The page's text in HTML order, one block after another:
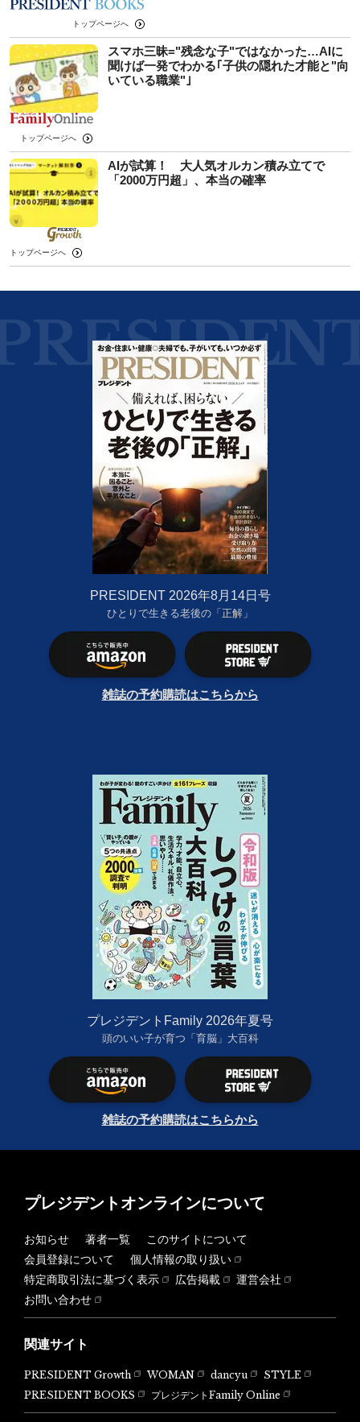
トップページへ
スマホ三昧="残念な子"ではなかった…AIに
聞けば一発でわかる｢子供の隠れた才能と"向
いている職業"｣
トップページへ
AIが試算！ 大人気オルカン積み立てで
「2000万円超」、本当の確率
トップページへ
PRESIDENT 2026年8月14日号
ひとりで生きる老後の「正解」
雑誌の予約購読はこちらから
プレジデントFamily 2026年夏号
頭のいい子が育つ「育脳」大百科
雑誌の予約購読はこちらから
プレジデントオンラインについて
お知らせ 著者一覧
このサイトについて
会員登録について
個人情報の取り扱い
特定商取引法に基づく表示
広告掲載
運営会社
お問い合わせ
関連サイト
PRESIDENT Growth WOMAN dancyu
STYLE
PRESIDENT BOOKS
プレジデントFamily Online